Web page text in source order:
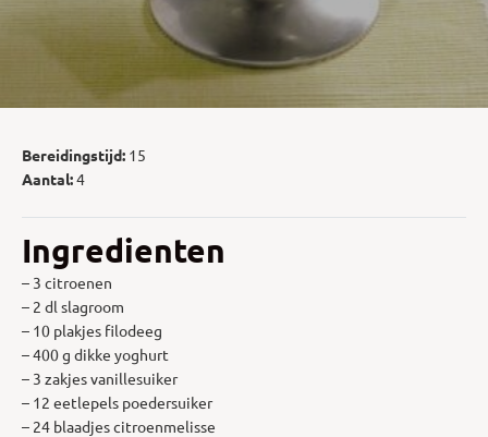
Bereidingstijd: 15
Aantal:4
Ingredienten
– 3 citroenen
– 2 dl slagroom
– 10 plakjes filodeeg
– 400 g dikke yoghurt
– 3 zakjes vanillesuiker
– 12 eetlepels poedersuiker
– 24 blaadjes citroenmelisse